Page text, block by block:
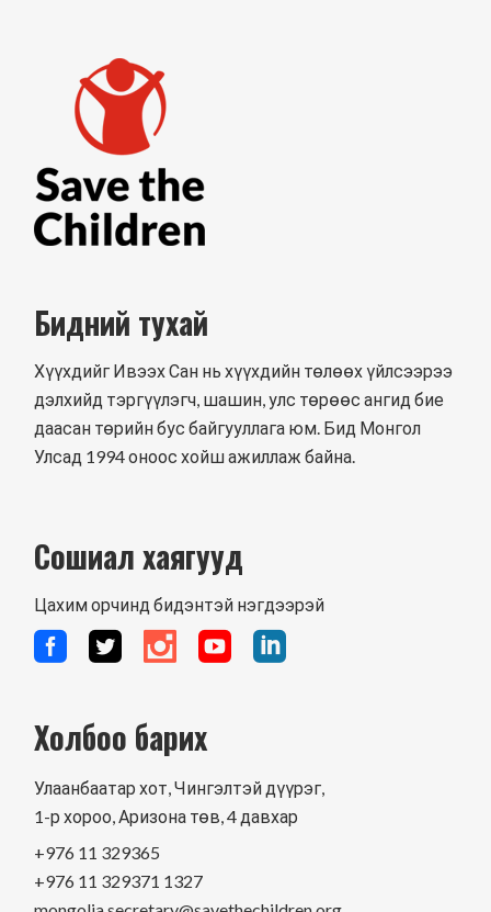
Бидний тухай
Хүүхдийг Ивээх Сан нь хүүхдийн төлөөх үйлсээрээ
дэлхийд тэргүүлэгч, шашин, улс төрөөс ангид бие
даасан төрийн бус байгууллага юм. Бид Монгол
Улсад 1994 оноос хойш ажиллаж байна.
Сошиал хаягууд
Цахим орчинд бидэнтэй нэгдээрэй
Холбоо барих
Улаанбаатар хот, Чингэлтэй дүүрэг,
1-р хороо, Аризона төв, 4 давхар
+976 11 329365
+976 11 329371 1327